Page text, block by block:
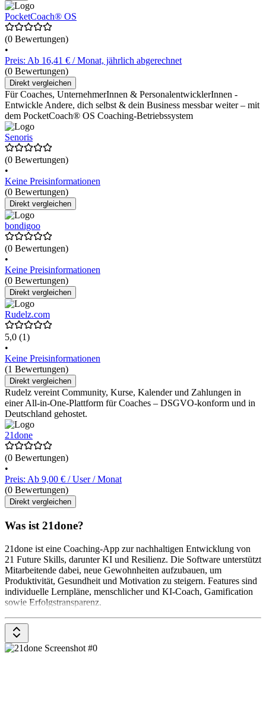
PocketCoach® OS
(0 Bewertungen)
•
Preis: Ab 16,41 € / Monat, jährlich abgerechnet
(0 Bewertungen)
Direkt vergleichen
Für Coaches, UnternehmerInnen & PersonalentwicklerInnen -
Entwickle Andere, dich selbst & dein Business messbar weiter – mit
dem PocketCoach® OS Coaching-Betriebssystem
Senoris
(0 Bewertungen)
•
Keine Preisinformationen
(0 Bewertungen)
Direkt vergleichen
bondigoo
(0 Bewertungen)
•
Keine Preisinformationen
(0 Bewertungen)
Direkt vergleichen
Rudelz.com
5,0 (1)
•
Keine Preisinformationen
(1 Bewertungen)
Direkt vergleichen
Rudelz vereint Community, Kurse, Kalender und Zahlungen in
einer All-in-One-Plattform für Coaches – DSGVO-konform und in
Deutschland gehostet.
21done
(0 Bewertungen)
•
Preis: Ab 9,00 € / User / Monat
(0 Bewertungen)
Direkt vergleichen
Was ist 21done?
21done ist eine Coaching-App zur nachhaltigen Entwicklung von
21 Future Skills, darunter KI und Resilienz. Die Software unterstützt
Mitarbeitende dabei, neue Gewohnheiten aufzubauen, um
Produktivität, Gesundheit und Motivation zu steigern. Features sind
individuelle Lernpläne, menschlicher und KI-Coach, Gamification
sowie Erfolgstransparenz.